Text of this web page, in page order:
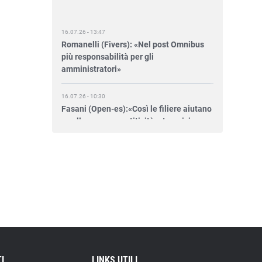
Romanelli (Fivers): «Nel post Omnibus
più responsabilità per gli
amministratori»
16.07.26 - 10:30
Fasani (Open-es):«Così le filiere aiutano
a collegare competitività e transizione»
LINKS UTILI